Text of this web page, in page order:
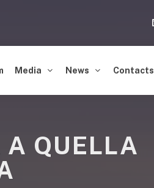
Media News Contacts
QUELLA